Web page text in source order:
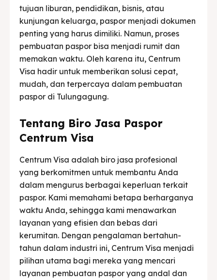
tujuan liburan, pendidikan, bisnis, atau
kunjungan keluarga, paspor menjadi dokumen
penting yang harus dimiliki. Namun, proses
pembuatan paspor bisa menjadi rumit dan
memakan waktu. Oleh karena itu, Centrum
Visa hadir untuk memberikan solusi cepat,
mudah, dan terpercaya dalam pembuatan
paspor di Tulungagung.
Tentang Biro Jasa Paspor
Centrum Visa
Centrum Visa adalah biro jasa profesional
yang berkomitmen untuk membantu Anda
dalam mengurus berbagai keperluan terkait
paspor. Kami memahami betapa berharganya
waktu Anda, sehingga kami menawarkan
layanan yang efisien dan bebas dari
kerumitan. Dengan pengalaman bertahun-
tahun dalam industri ini, Centrum Visa menjadi
pilihan utama bagi mereka yang mencari
layanan pembuatan paspor yang andal dan